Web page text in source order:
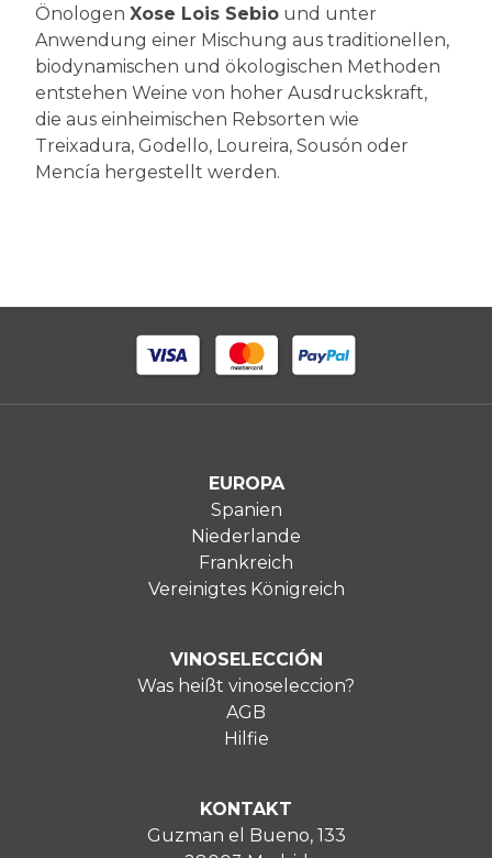
Önologen Xose Lois Sebio und unter
Anwendung einer Mischung aus traditionellen,
biodynamischen und ökologischen Methoden
entstehen Weine von hoher Ausdruckskraft,
die aus einheimischen Rebsorten wie
Treixadura, Godello, Loureira, Sousón oder
Mencía hergestellt werden.
EUROPA
Spanien
Niederlande
Frankreich
Vereinigtes Königreich
VINOSELECCIÓN
Was heißt vinoseleccion?
AGB
Hilfie
KONTAKT
Guzman el Bueno, 133